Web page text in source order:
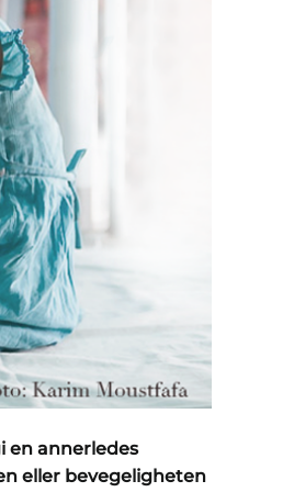
en annerledes
eller bevegeligheten